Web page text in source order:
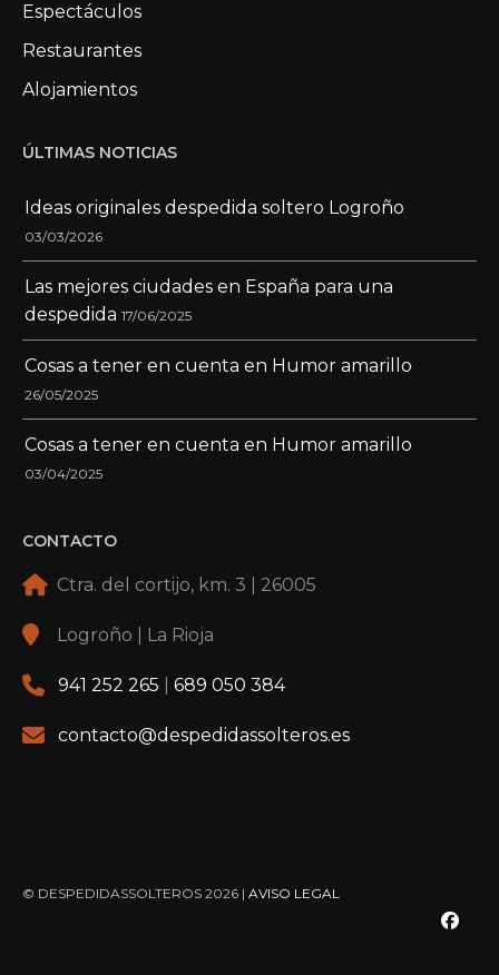
Espectáculos
Restaurantes
Alojamientos
ÚLTIMAS NOTICIAS
Ideas originales despedida soltero Logroño
03/03/2026
Las mejores ciudades en España para una
despedida 17/06/2025
Cosas a tener en cuenta en Humor amarillo
26/05/2025
Cosas a tener en cuenta en Humor amarillo
03/04/2025
CONTACTO
Ctra. del cortijo, km. 3 | 26005
Logroño | La Rioja
941 252 265 689 050 384
contacto@despedidassolteros.es
© DESPEDIDASSOLTEROS 2026 | AVISO LEGAL